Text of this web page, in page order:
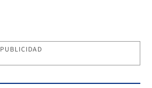
PUBLICIDAD